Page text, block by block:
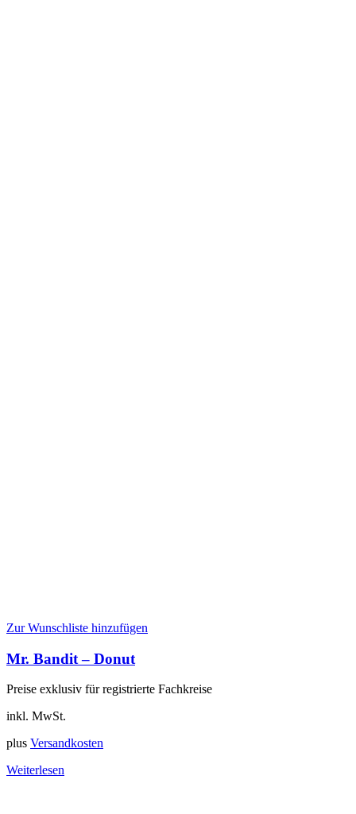
Zur Wunschliste hinzufügen
Mr. Bandit – Donut
Preise exklusiv für registrierte Fachkreise
inkl. MwSt.
plus Versandkosten
Weiterlesen